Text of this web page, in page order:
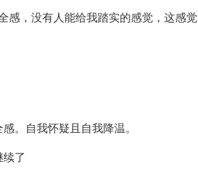
感，没有人能给我踏实的感觉，这感觉
。自我怀疑且自我降温。
续了